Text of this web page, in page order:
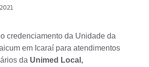
o credenciamento da Unidade da
em Icaraí para atendimentos
da Unimed Local,